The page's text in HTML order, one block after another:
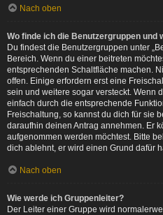
Nach oben
Wo finde ich die Benutzergruppen und
Du findest die Benutzergruppen unter
Bereich. Wenn du einer beitreten
entsprechenden Schaltfläche machen.
offen. Einige erfordern erst eine
sein und weitere sogar versteckt. Wenn
einfach durch die entsprechende
Freischaltung, so kannst du dich für sie
daraufhin deinen Antrag annehmen. Er
aufgenommen werden möchtest. Bitte
dich ablehnt, er wird einen Grund dafür
Nach oben
Wie werde ich Gruppenleiter?
Der Leiter einer Gruppe wird